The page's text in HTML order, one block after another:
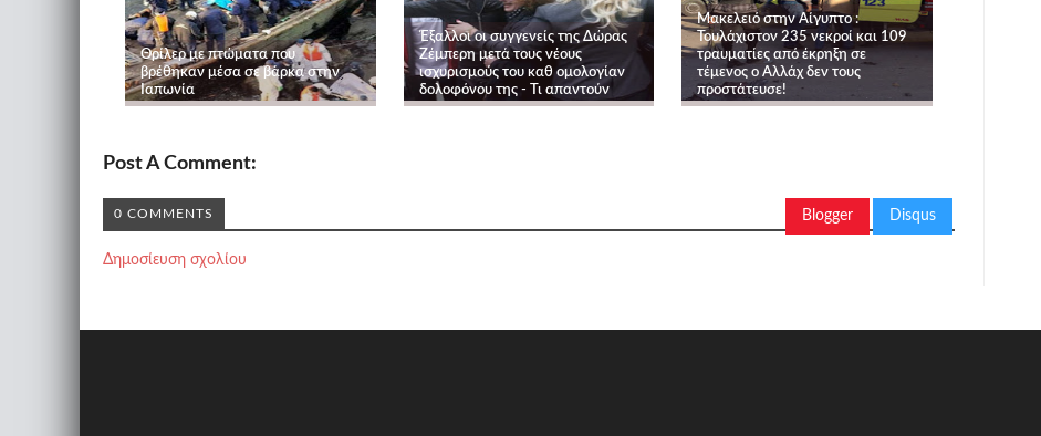
Θρίλερ με πτώματα που
βρέθηκαν μέσα σε βάρκα στην
Ιαπωνία
Έξαλλοι οι συγγενείς της Δώρας
Ζέμπερη μετά τους νέους
ισχυρισμούς του καθ ομολογίαν
δολοφόνου της - Τι απαντούν
Μακελειό στην Αίγυπτο :
Τουλάχιστον 235 νεκροί και 109
τραυματίες από έκρηξη σε
τέμενος ο Αλλάχ δεν τους
προστάτευσε!
Post A Comment:
Blogger Disqus
0 COMMENTS
Δημοσίευση σχολίου